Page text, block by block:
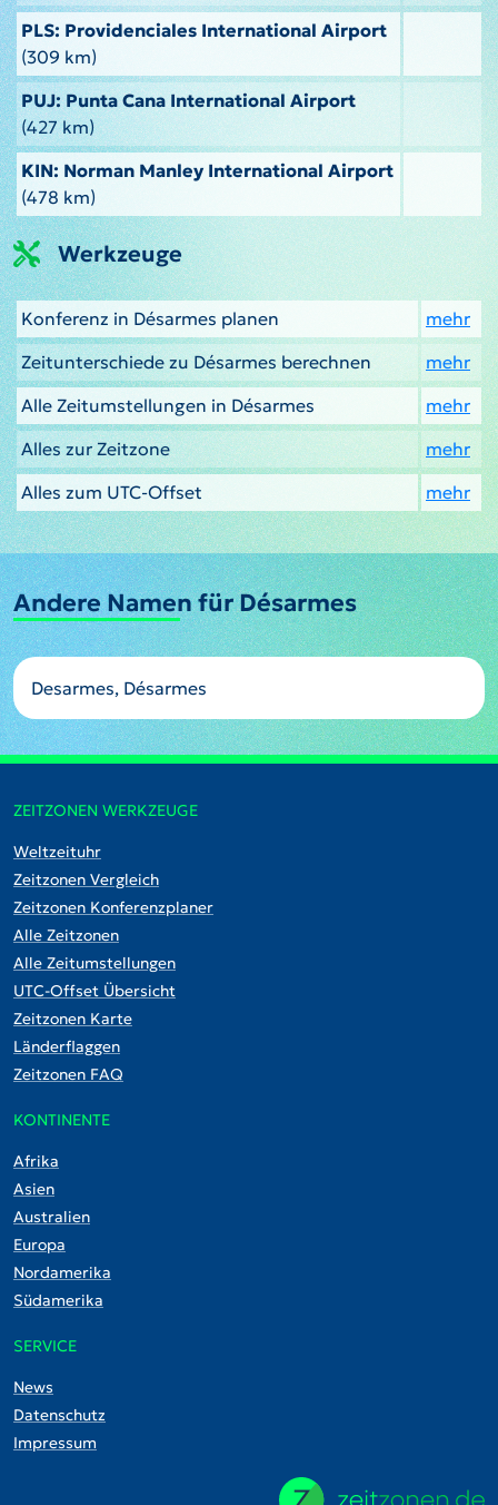
PLS: Providenciales International Airport
(309 km)
PUJ: Punta Cana International Airport
(427 km)
KIN: Norman Manley International Airport
(478 km)
Werkzeuge
Konferenz in Désarmes planen
mehr
Zeitunterschiede zu Désarmes berechnen
mehr
Alle Zeitumstellungen in Désarmes
mehr
Alles zur Zeitzone
mehr
Alles zum UTC-Offset
mehr
Andere Namen für Désarmes
Desarmes, Désarmes
ZEITZONEN WERKZEUGE
Weltzeituhr
Zeitzonen Vergleich
Zeitzonen Konferenzplaner
Alle Zeitzonen
Alle Zeitumstellungen
UTC-Offset Übersicht
Zeitzonen Karte
Länderflaggen
Zeitzonen FAQ
KONTINENTE
Afrika
Asien
Australien
Europa
Nordamerika
Südamerika
SERVICE
News
Datenschutz
Impressum